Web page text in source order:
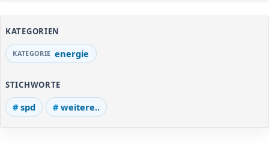
KATEGORIEN
energie
STICHWORTE
spd weitere..